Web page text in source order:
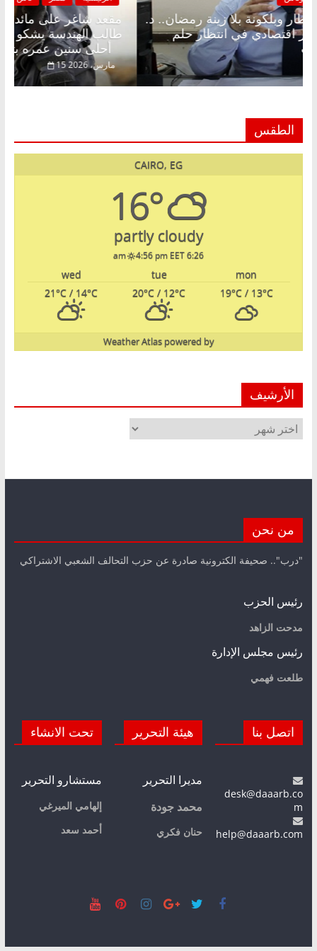
أحلى سنين عمره بتضيع في السجن
مقعد شاغر على الإفطار وبلكونة بلا زينة رمضان.. د.
عبدالخالق فاروق خبير اقتصادي في انتظار حلم
الحرية ولمة الحبايب
22 فبراير، 2026
الطقس
CAIRO, EG
16°
partly cloudy
6:26 am
4:56 pm EET
mon
tue
wed
19°C/ 13°C
20°C / 12°C
21°C / 14°C
powered by
Weather Atlas
الأرشيف
الأرشيف
من نحن
"درب".. صحيفة الكترونية صادرة عن حزب التحالف الشعبي الاشتراكي
رئيس الحزب
مدحت الزاهد
رئيس مجلس الإدارة
طلعت فهمي
اتصل بنا
desk@daaarb.co
m
help@daaarb.com
هيئة التحرير
مديرا التحرير
محمد جودة
حنان فكري
تحت الانشاء
مستشارو التحرير
إلهامي الميرغي
أحمد سعد